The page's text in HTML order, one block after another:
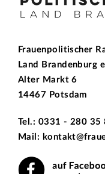
Frauenpolitischer
Land Brandenburg
Alter Markt 6
14467 Potsdam
Tel.: 0331 - 280 35
Mail: